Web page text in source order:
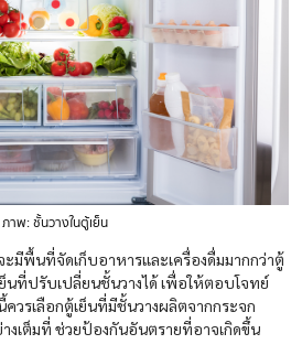
ภาพ: ชั้นวางในตู้เย็น
มีพื้นที่จัดเก็บอาหารและเครื่องดื่มมากกว่าตู้
นที่ปรับเปลี่ยนชั้นวางได้ เพื่อให้ตอบโจทย์
วรเลือกตู้เย็นที่มีชั้นวางผลิตจากกระจก
งเต็มที่ ช่วยป้องกันอันตรายที่อาจเกิดขึ้น